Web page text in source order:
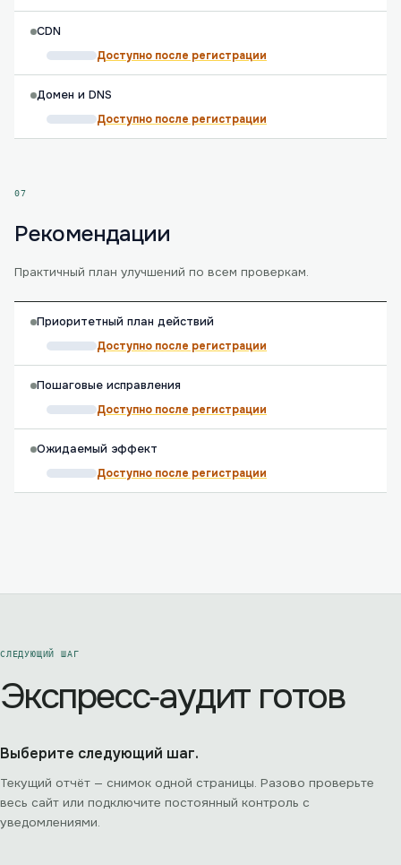
CDN
Доступно после регистрации
Домен и DNS
Доступно после регистрации
07
Рекомендации
Практичный план улучшений по всем проверкам.
Приоритетный план действий
Доступно после регистрации
Пошаговые исправления
Доступно после регистрации
Ожидаемый эффект
Доступно после регистрации
СЛЕДУЮЩИЙ ШАГ
Экспресс‑аудит готов
Выберите следующий шаг.
Текущий отчёт — снимок одной страницы. Разово проверьте
весь сайт или подключите постоянный контроль с
уведомлениями.